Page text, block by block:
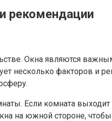
рекомендации
Окна являются
несколько факторов и
Если комната выходит
на южной стороне,